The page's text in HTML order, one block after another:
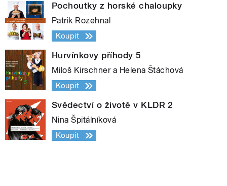
Pochoutky z horské chaloupky
Patrik Rozehnal
Koupit
Hurvínkovy příhody 5
Miloš Kirschner a Helena Štáchová
Koupit
Svědectví o životě v KLDR 2
Nina Špitálníková
Koupit